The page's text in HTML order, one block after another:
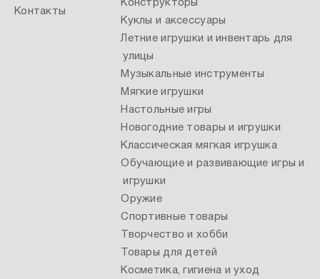
Контакты
Конструкторы
Куклы и аксессуары
Летние игрушки и инвентарь для
улицы
Музыкальные инструменты
Мягкие игрушки
Настольные игры
Новогодние товары и игрушки
Классическая мягкая игрушка
Обучающие и развивающие игры и
игрушки
Оружие
Спортивные товары
Творчество и хобби
Товары для детей
Косметика, гигиена и уход